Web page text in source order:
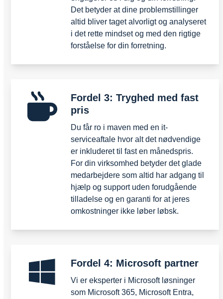
Det betyder at dine problemstillinger
altid bliver taget alvorligt og analyseret
i det rette mindset og med den rigtige
forståelse for din forretning.
Fordel 3: Tryghed med fast
pris
Du får ro i maven med en it-
serviceaftale hvor alt det nødvendige
er inkluderet til fast en månedspris.
For din virksomhed betyder det glade
medarbejdere som altid har adgang til
hjælp og support uden forudgående
tilladelse og en garanti for at jeres
omkostninger ikke løber løbsk.
Fordel 4: Microsoft partner
Vi er eksperter i Microsoft løsninger
som Microsoft 365, Microsoft Entra,